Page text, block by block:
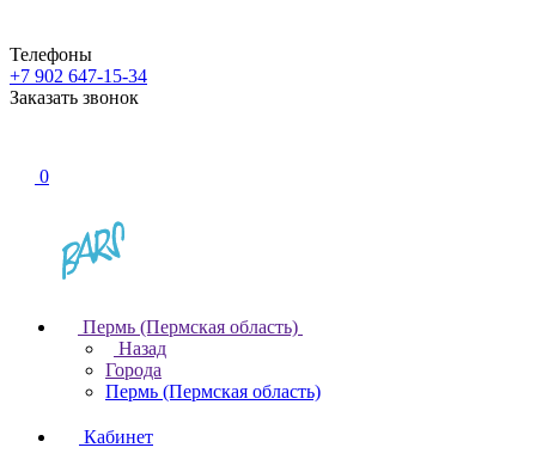
Телефоны
+7 902 647-15-34
Заказать звонок
0
Пермь (Пермская область)
Назад
Города
Пермь (Пермская область)
Кабинет